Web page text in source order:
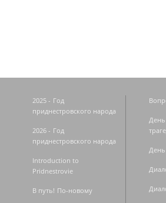
2025 - Год
приднестровского народа
2026 - Год
приднестровского народа
Introduction to
Pridnestrovie
В путь! По-новому
День
День